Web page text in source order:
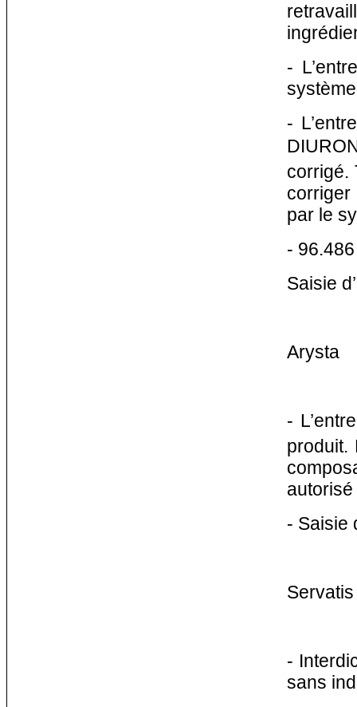
-
-
corrigé.
corriger
par le
-
Saisie
Arysta
-
produit.
autorisé
- Saisie
Servatis
-
sans